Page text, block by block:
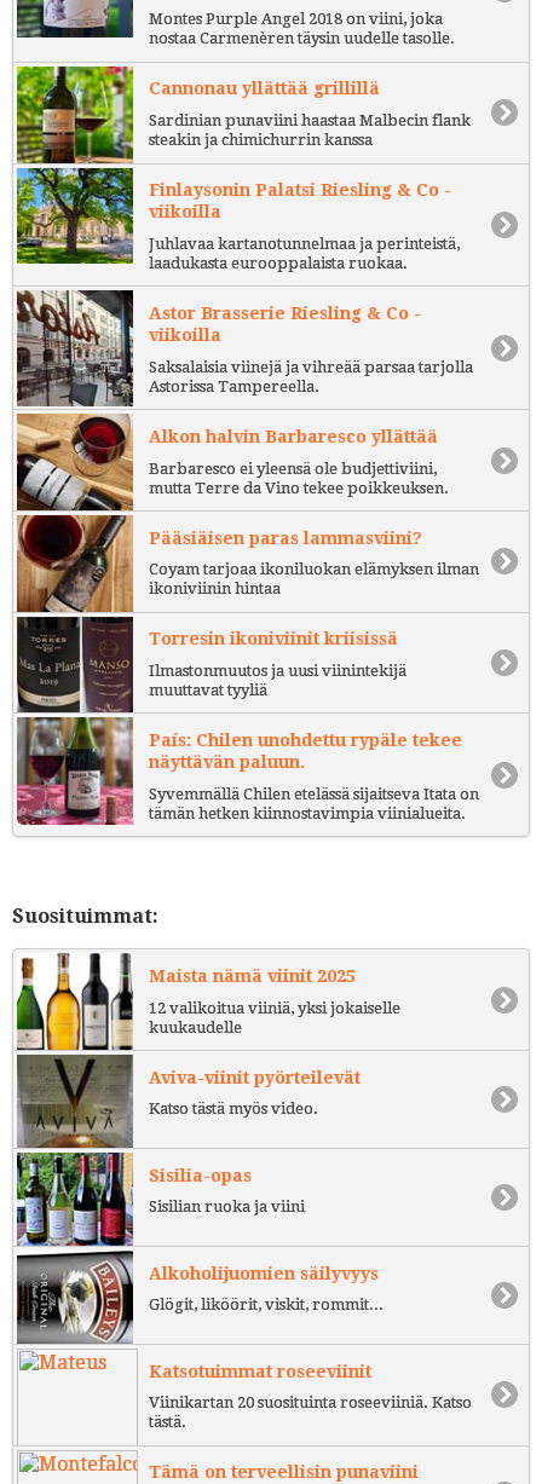
Montes Purple Angel 2018 on viini, joka
nostaa Carmenèren täysin uudelle tasolle.
Cannonau yllättää grillillä
Sardinian punaviini haastaa Malbecin flank
steakin ja chimichurrin kanssa
Finlaysonin Palatsi Riesling & Co -
viikoilla
Juhlavaa kartanotunnelmaa ja perinteistä,
laadukasta eurooppalaista ruokaa.
Astor Brasserie Riesling & Co -
viikoilla
Saksalaisia viinejä ja vihreää parsaa tarjolla
Astorissa Tampereella.
Alkon halvin Barbaresco yllättää
Barbaresco ei yleensä ole budjettiviini,
mutta Terre da Vino tekee poikkeuksen.
Pääsiäisen paras lammasviini?
Coyam tarjoaa ikoniluokan elämyksen ilman
ikoniviinin hintaa
Torresin ikoniviinit kriisissä
Ilmastonmuutos ja uusi viinintekijä
muuttavat tyyliä
País: Chilen unohdettu rypäle tekee
näyttävän paluun.
Syvemmällä Chilen etelässä sijaitseva Itata on
tämän hetken kiinnostavimpia viinialueita.
Suosituimmat:
Maista nämä viinit 2025
12 valikoitua viiniä, yksi jokaiselle
kuukaudelle
Aviva-viinit pyörteilevät
Katso tästä myös video.
Sisilia-opas
Sisilian ruoka ja viini
Alkoholijuomien säilyvyys
Glögit, liköörit, viskit, rommit...
Katsotuimmat roseeviinit
Viinikartan 20 suosituinta roseeviiniä. Katso
tästä.
Tämä on terveellisin punaviini